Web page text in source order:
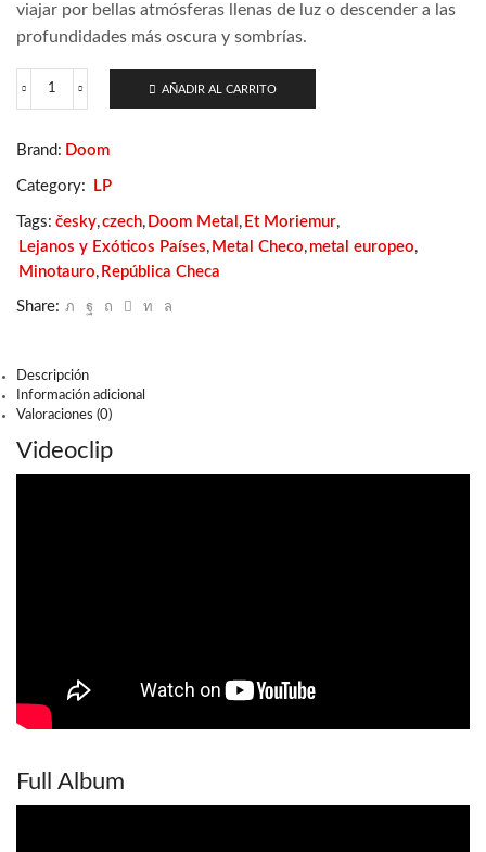
viajar por bellas atmósferas llenas de luz o descender a las
profundidades más oscura y sombrías.
Et
Ex
In
Nihilum
cantidad
AÑADIR AL CARRITO
Brand: Doom
Category: LP
Tags: česky,czech, Doom Metal , Et Moriemur,
Lejanos y Exóticos Países, Metal Checo, metal europeo,
Minotauro, República Checa
Share:
Descripción
Información adicional
Valoraciones (0)
Videoclip
Full Album